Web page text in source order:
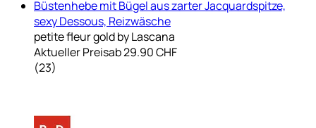
Büstenhebe mit Bügel aus zarter Jacquardspitze,
sexy Dessous, Reizwäsche
petite fleur gold by Lascana
Aktueller Preisab29.90 CHF
(23)